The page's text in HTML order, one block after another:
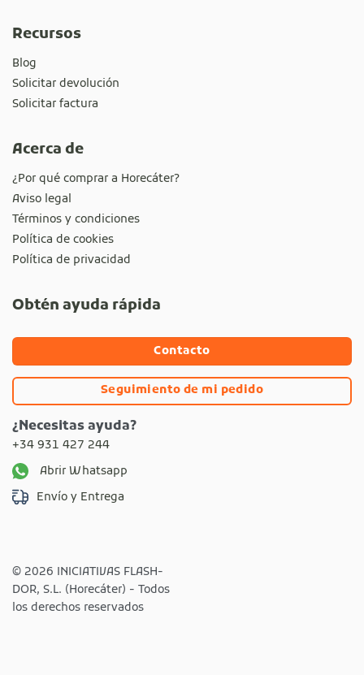
Recursos
Blog
Solicitar devolución
Solicitar factura
Acerca de
¿Por qué comprar a Horecáter?
Aviso legal
Términos y condiciones
Política de cookies
Política de privacidad
Obtén ayuda rápida
Contacto
Seguimiento de mi pedido
¿Necesitas ayuda?
+34 931 427 244
Abrir Whatsapp
Envío y Entrega
© 2026 INICIATIVAS FLASH-
DOR, S.L. (Horecáter) - Todos
los derechos reservados